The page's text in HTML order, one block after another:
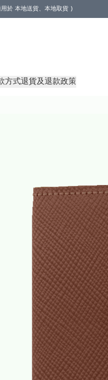
於 本地送貨、本地取貨 )
方式退貨及退款政策